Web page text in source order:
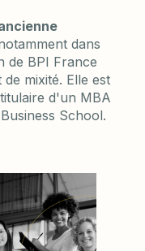
dans
de BPI France
mixité. Elle est
d'un MBA
School.